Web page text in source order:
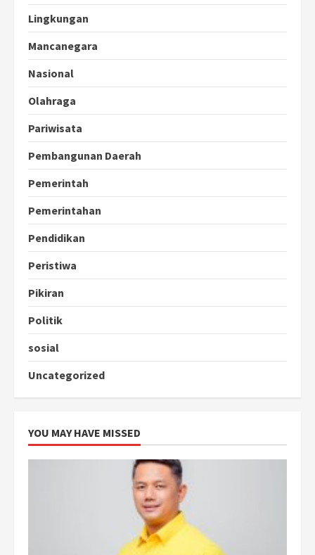
Lingkungan
Mancanegara
Nasional
Olahraga
Pariwisata
Pembangunan Daerah
Pemerintah
Pemerintahan
Pendidikan
Peristiwa
Pikiran
Politik
sosial
Uncategorized
YOU MAY HAVE MISSED